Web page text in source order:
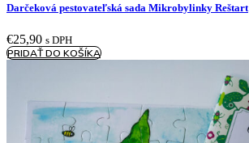
Darčeková pestovateľská sada Mikrobylinky Reštart
€25,90 s DPH
PRIDAŤ DO KOŠÍKA